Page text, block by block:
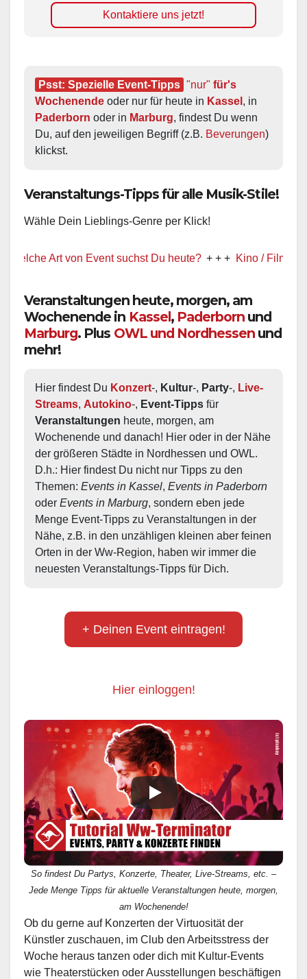
Kontaktiere uns jetzt!
Psst: Spezielle Event-Tipps "nur" für's
Wochenende oder nur für heute in Kassel
Paderborn oder in Marburg, findest Du wenn
Du, auf den jeweiligen Begriff (z.B. Beverungen)
klickst.
Veranstaltungs-Tipps für alle Musik-Stile!
Wähle Dein Lieblings-Genre per Klick!
Art von Event suchst Du heute? + + + Kino / Film + + +
Veranstaltungen heute, morgen, am
Wochenende in Kassel, Paderborn und
Marburg. Plus OWL und Nordhessen und
mehr!
Hier findest Du Konzert-, Kultur-, Party-, Live-
Streams, Autokino-, Event-Tipps
Veranstaltungen heute, morgen, am
Wochenende und danach! Hier oder in der Nähe
der größeren Städte in Nordhessen und OWL.
D.h.: Hier findest Du nicht nur Tipps zu den
Themen: Events in Kassel, Events in Paderborn
oder Events in Marburg, sondern eben jede
Menge Event-Tipps zu Veranstaltungen in der
Nähe, z.B. in den unzähligen kleinen aber feinen
Orten in der Ww-Region, haben wir immer die
neuesten Veranstaltungs-Tipps für Dich.
+ Deinen Event eintragen!
Hier einloggen!
So findest Du Partys, Konzerte, Theater, Live-Streams, etc. –
Jede Menge Tipps für aktuelle Veranstaltungen heute, morgen,
am Wochenende!
Ob du gerne auf Konzerten der Virtuosität der
Künstler zuschauen, im Club den Arbeitsstress der
Woche heraus tanzen oder dich mit Kultur-Events
wie Theaterstücken oder Ausstellungen beschäftigen